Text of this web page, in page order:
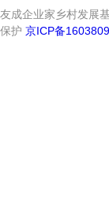
友成企业家乡村发展
保护 京ICP备